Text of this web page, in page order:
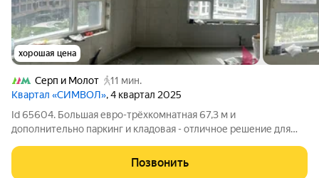
хорошая цена
Серп и Молот
11 мин.
Квартал «СИМВОЛ», 4 квартал 2025
Id 65604. Большая евро-трёхкомнатная 67,3 м и
дополнительно паркинг и кладовая - отличное решение для
окон Просторная кухня-гостиная 2 совмещённых санузла
Современная планировка евро-формата с
Позвонить